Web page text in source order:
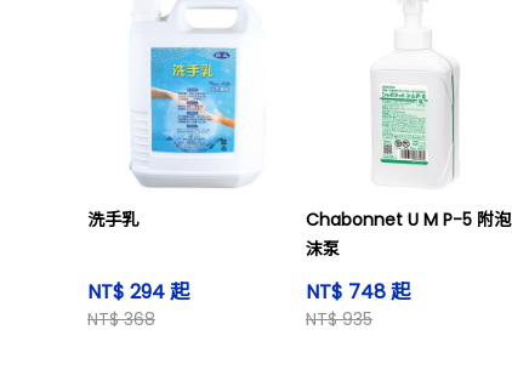
洗手乳
NT$ 294 起
NT$ 368
Chabonnet U M P-5 附泡
沫泵
NT$ 748 起
NT$ 935